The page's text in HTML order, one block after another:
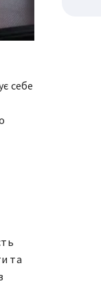
себе
та